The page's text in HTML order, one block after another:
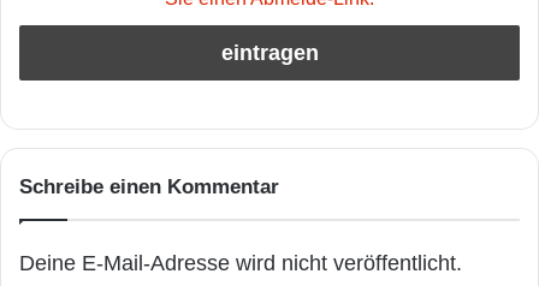
Schreibe einen Kommentar
Deine E-Mail-Adresse wird nicht veröffentlicht.